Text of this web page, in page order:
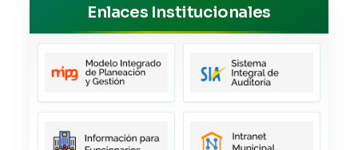
Enlaces Institucionales